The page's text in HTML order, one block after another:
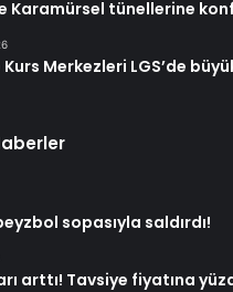
Karamürsel tünellerine
Kurs Merkezleri LGS’de
sopasıyla saldırdı!
arttı! Tavsiye fiyatına